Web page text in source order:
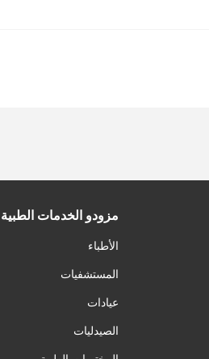
مزودو الخدمات الطبية
الأطباء
المستشفيات
عيادات
الصيدليات